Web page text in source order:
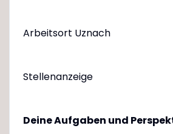
Arbeitsort Uznach
Stellenanzeige
Deine Aufgaben und